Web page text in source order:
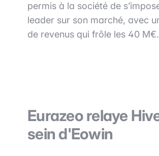
permis à la société de
leader sur son marché, avec
de revenus qui frôle les 40 M€.
Eurazeo relaye
sein d'Eowin